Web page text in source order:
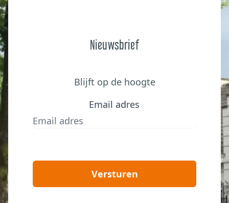
Nieuwsbrief
Blijft op de hoogte
Email adres
Versturen